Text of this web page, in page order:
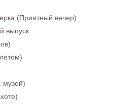
(Приятный вечер)
выпуск